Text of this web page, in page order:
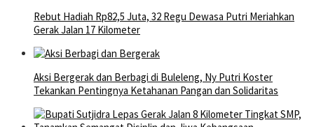
Rebut Hadiah Rp82,5 Juta, 32 Regu Dewasa Putri Meriahkan
Gerak Jalan 17 Kilometer
Aksi Bergerak dan Berbagi di Buleleng, Ny Putri Koster
Tekankan Pentingnya Ketahanan Pangan dan Solidaritas